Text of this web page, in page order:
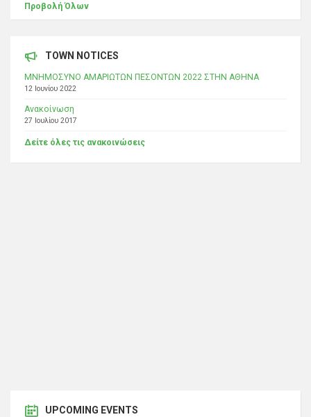
Προβολή Όλων
TOWN NOTICES
ΜΝΗΜΟΣΥΝΟ ΑΜΑΡΙΩΤΩΝ ΠΕΣΟΝΤΩΝ 2022 ΣΤΗΝ ΑΘΗΝΑ
12 Ιουνίου 2022
Ανακοίνωση
27 Ιουλίου 2017
Δείτε όλες τις ανακοινώσεις
UPCOMING EVENTS